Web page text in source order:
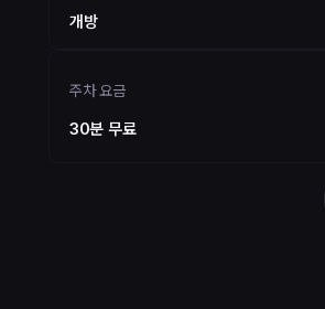
개방
주차 요금
30분 무료